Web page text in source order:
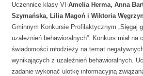
Uczennice klasy VI Amelia Herma, Anna
Szymańska, Lilia Magoń i Wiktoria
Gminnym Konkursie Profilaktycznym „Sięgaj
uzależnień behawioralnych”. Konkurs miał na
świadomości młodzieży na temat
wynikających z uzależnień behawioralnych.
zadanie wykonać ulotkę informacyjną